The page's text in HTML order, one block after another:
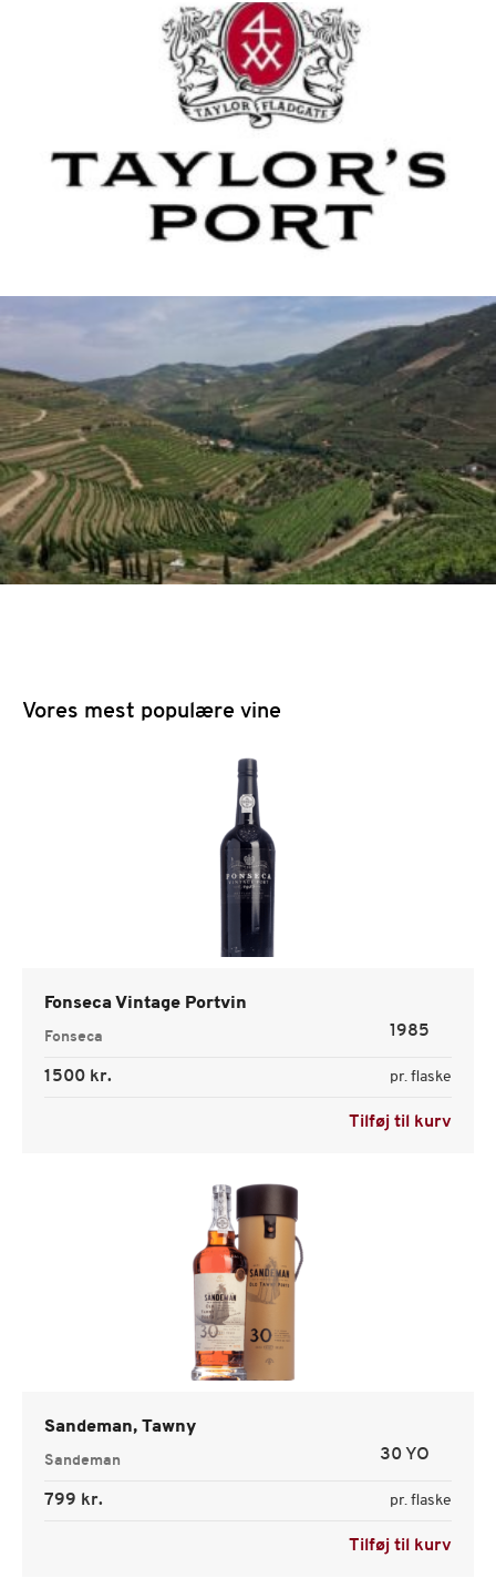
Vores mest populære vine
Fonseca Vintage Portvin
Fonseca 1985
1500 kr. pr. flaske
Tilføj til kurv
Sandeman, Tawny
Sandeman 30 YO
799 kr. pr. flaske
Tilføj til kurv